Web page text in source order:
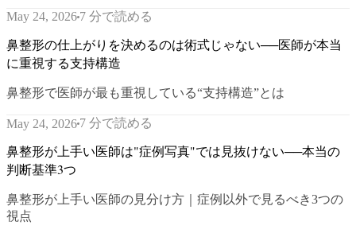
May 24, 2026 7 分で読める
鼻整形の仕上がりを決めるのは術式じゃない──医師が本当
に重視する支持構造
鼻整形で医師が最も重視している“支持構造”とは
May 24, 2026 7 分で読める
鼻整形が上手い医師は"症例写真"では見抜けない──本当の
判断基準3つ
鼻整形が上手い医師の見分け方｜症例以外で見るべき3つの
視点